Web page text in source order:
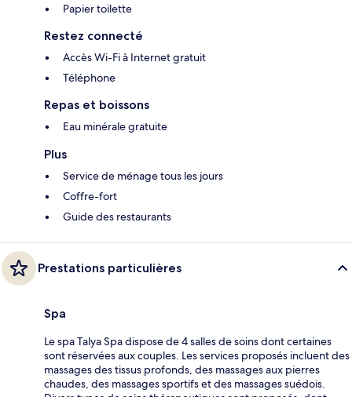
Papier toilette
Restez connecté
Accès Wi-Fi à Internet gratuit
Téléphone
Repas et boissons
Eau minérale gratuite
Plus
Service de ménage tous les jours
Coffre-fort
Guide des restaurants
Prestations particulières
Spa
Le spa Talya Spa dispose de 4 salles de soins dont certaines
sont réservées aux couples. Les services proposés incluent des
massages des tissus profonds, des massages aux pierres
chaudes, des massages sportifs et des massages suédois.